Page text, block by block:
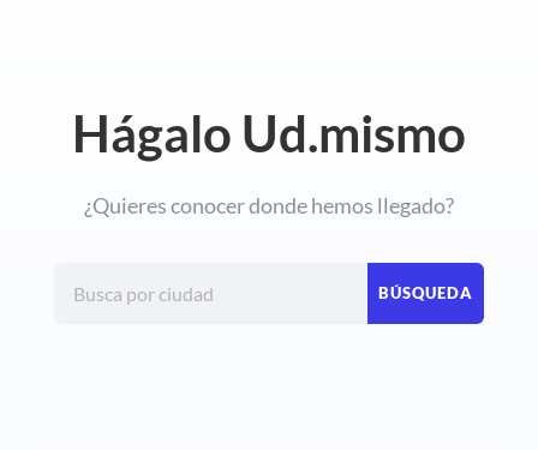
Hágalo Ud.mismo
¿Quieres conocer donde hemos llegado?